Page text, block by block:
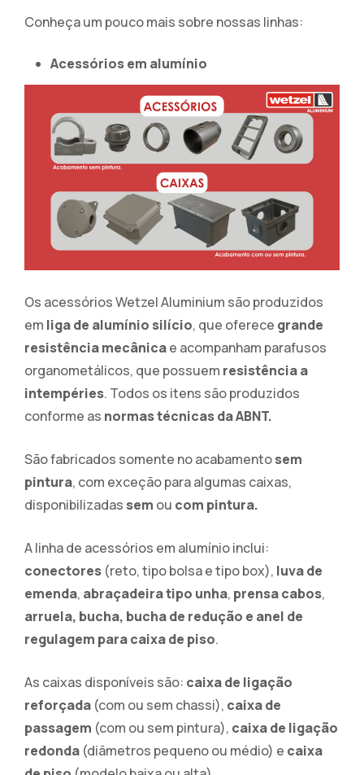
Conheça um pouco mais sobre nossas linhas:
Acessórios em alumínio
Os acessórios Wetzel Aluminium são produzidos
em liga de alumínio silício, que oferece grande
resistência mecânicae acompanham parafusos
organometálicos, que possuem resistência a
intempéries. Todos os itens são produzidos
conforme as normas técnicas da ABNT.
São fabricados somente no acabamentosem
pintura, com exceção para algumas caixas,
disponibilizadas sem ou com pintura.
A linha de acessórios em alumínio inclui:
conectores (reto, tipo bolsa e tipo box), luva de
emenda, abraçadeira tipo unha, prensa cabos,
arruela, bucha, bucha de redução e anel de
regulagem para caixa de piso.
As caixas disponíveis são: caixa de ligação
reforçada (com ou sem chassi), caixa de
passagem (com ou sem pintura), caixa de ligação
redonda (diâmetros pequeno ou médio) e caixa